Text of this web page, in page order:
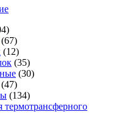
(67)
(12)
(35)
(30)
(47)
(134)
термотрансферного